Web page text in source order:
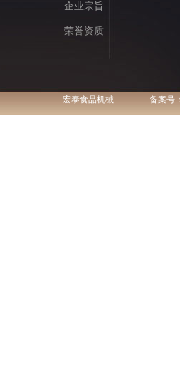
企业宗旨
荣誉资质
宏泰食品机械 备案号